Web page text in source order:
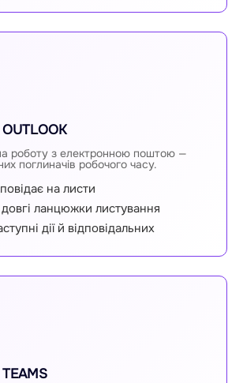
роботу з електронною поштою —
поглиначів робочого часу.
на листи
ланцюжки листування
дії й відповідальних